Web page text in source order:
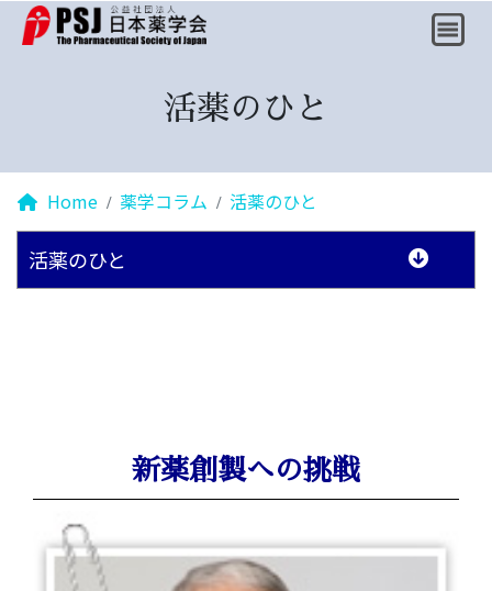
活薬のひと
Home 薬学コラム 活薬のひと
活薬のひと
新薬創製への挑戦